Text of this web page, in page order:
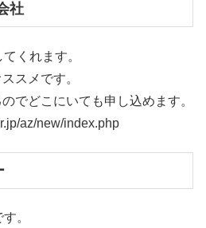
社
てくれます。
スメです。
でどこにいても申し込めます。
az/new/index.php
。